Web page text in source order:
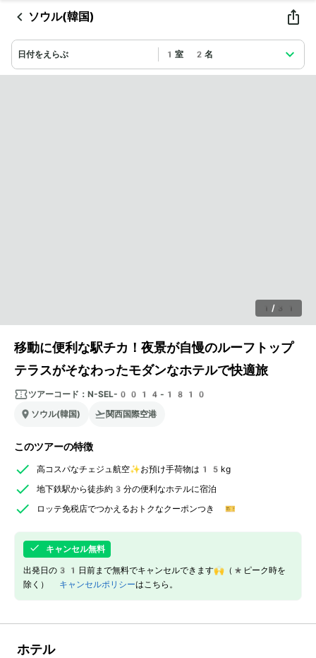
ソウル(韓国)
日付をえらぶ 1室 2名
1 / 31
移動に便利な駅チカ！夜景が自慢のルーフトップ
テラスがそなわったモダンなホテルで快適旅
ツアーコード： N-SEL-0014-1810
ソウル(韓国)
関西国際空港
このツアーの特徴
高コスパなチェジュ航空✨お預け手荷物は15kg
地下鉄駅から徒歩約3分の便利なホテルに宿泊
ロッテ免税店でつかえるおトクなクーポンつき 🎫
キャンセル無料
出発日の31日前まで無料でキャンセルできます🙌（*ピーク時を
除く） キャンセルポリシーはこちら。
ホテル